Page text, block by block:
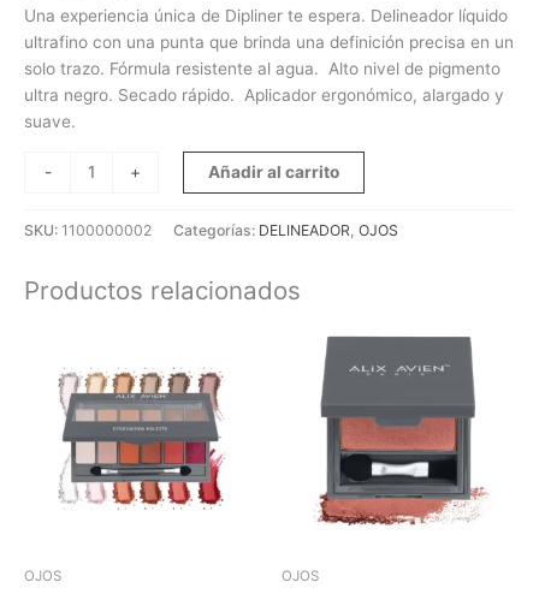
Una experiencia única de Dipliner te espera. Delineador líquido
ultrafino con una punta que brinda una definición precisa en un
solo trazo. Fórmula resistente al agua. Alto nivel de pigmento
ultra negro. Secado rápido. Aplicador ergonómico, alargado y
suave.
- + Añadir al carrito
SKU: 1100000002 Categorías: DELINEADOR, OJOS
Productos relacionados
OJOS OJOS